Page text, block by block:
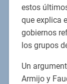
estos
que explica
gobiernos
los grupos
Un
Armijo y